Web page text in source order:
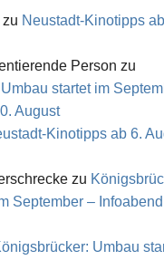
zu Neustadt-Kinotipps
Person zu
startet im
August
Kinotipps ab 6.
zu
September –
Umbau